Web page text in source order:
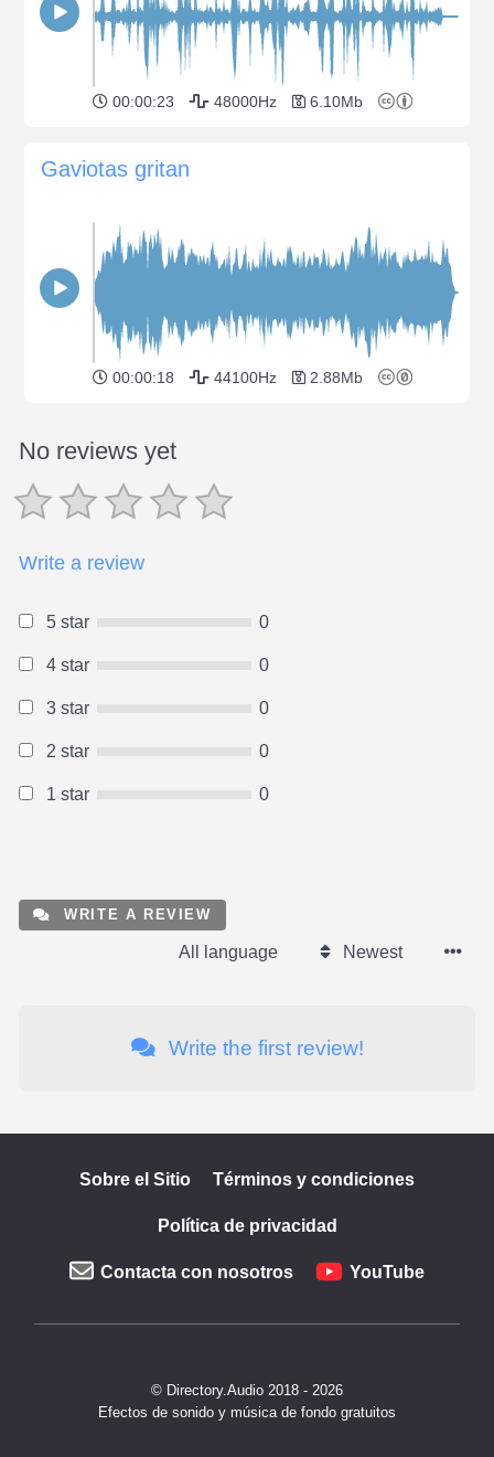
00:00:23 48000Hz 6.10Mb
Gaviotas gritan
00:00:18 44100Hz 2.88Mb
No reviews yet
Write a review
5 star 0
4 star 0
3 star 0
2 star 0
1 star 0
WRITE A REVIEW
All language Newest
Write the first review!
Sobre el Sitio Términos y condiciones
Política de privacidad
Contacta con nosotros YouTube
© Directory.Audio 2018 - 2026
Efectos de sonido y música de fondo gratuitos